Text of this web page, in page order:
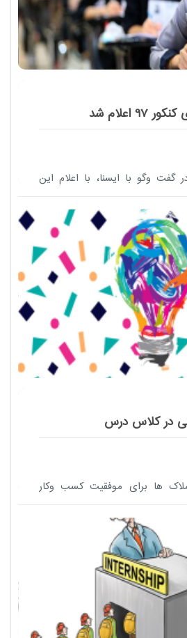
اعلام شد
گفت وگو با ایسنا، با اعلام این
بود، با در نظر گرفتن مهلت اعلام
در کلاس درس
ها برای موفقیت کسب وکار